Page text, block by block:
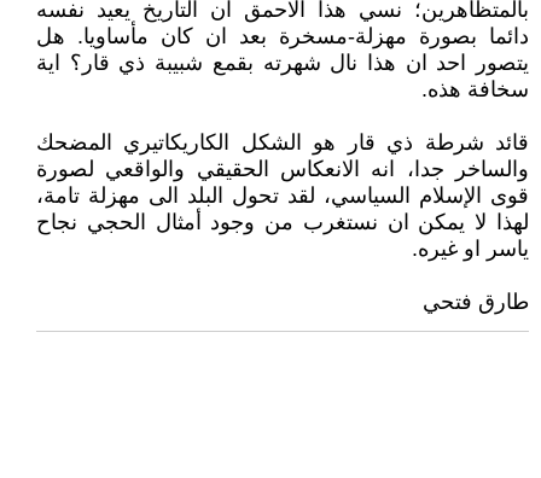
بالمتظاهرين؛ نسي هذا الاحمق ان التاريخ يعيد نفسه
دائما بصورة مهزلة-مسخرة بعد ان كان مأساويا. هل
يتصور احد ان هذا نال شهرته بقمع شبيبة ذي قار؟ اية
سخافة هذه.
قائد شرطة ذي قار هو الشكل الكاريكاتيري المضحك
والساخر جدا، انه الانعكاس الحقيقي والواقعي لصورة
قوى الإسلام السياسي، لقد تحول البلد الى مهزلة تامة،
لهذا لا يمكن ان نستغرب من وجود أمثال الحجي نجاح
ياسر او غيره.
طارق فتحي